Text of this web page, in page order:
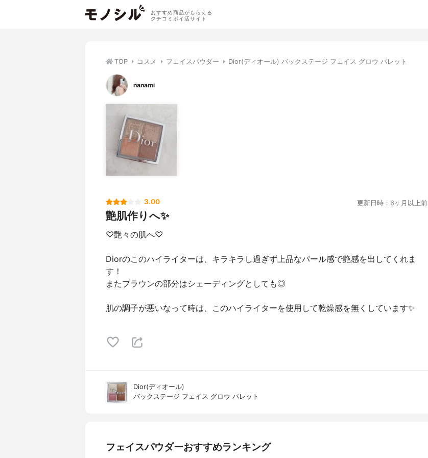
おすすめ商品がもらえる
クチコミポイ活サイト
TOP コスメ フェイスパウダー Dior(ディオール) バックステージ フェイス グロウ パレット
nanami
3.00 更新日時：6ヶ月以上前
艶肌作りへ✨
♡艶々の肌へ♡
Diorのこのハイライターは、キラキラし過ぎず上品なパール感で艶感を出してくれま
す！
またブラウンの部分はシェーディングとしても◎
肌の調子が悪いなって時は、このハイライターを使用して乾燥感を無くしています✨
Dior(ディオール)
バックステージ フェイス グロウ パレット
フェイスパウダーおすすめランキング